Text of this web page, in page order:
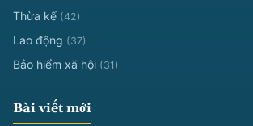
Thừa kế (42)
Lao động (37)
Bảo hiểm xã hội (31)
Bài viết mới